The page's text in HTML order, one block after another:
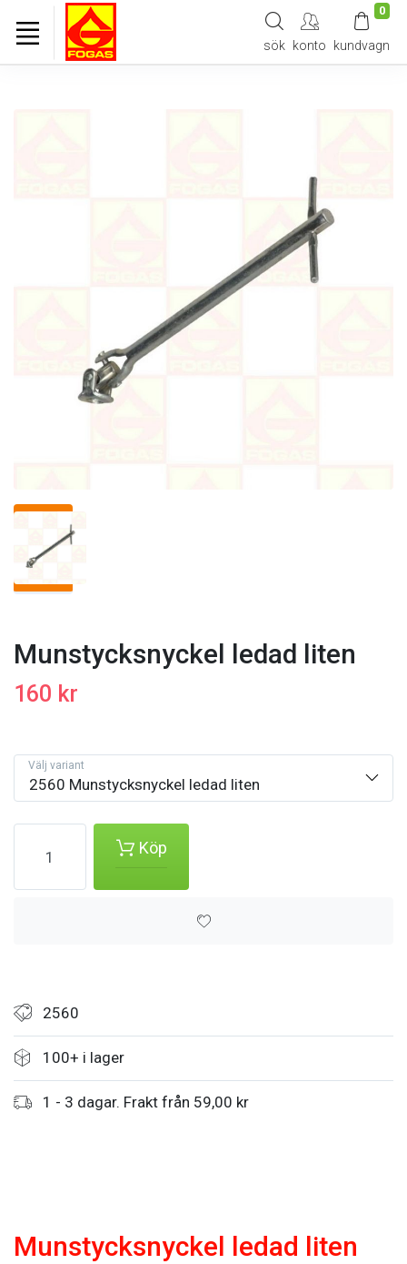
sök konto
0
kundvagn
Munstycksnyckel ledad liten
160 kr
2560 Munstycksnyckel ledad liten
Välj variant
Köp
2560
100+ i lager
1 - 3 dagar. Frakt från 59,00 kr
Munstycksnyckel ledad liten